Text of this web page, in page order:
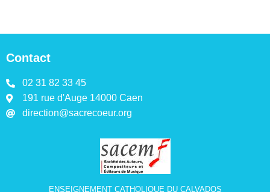
Contact
02 31 82 33 45
191 rue d'Auge 14000 Caen
direction@sacrecoeur.org
ENSEIGNEMENT CATHOLIQUE DU CALVADOS